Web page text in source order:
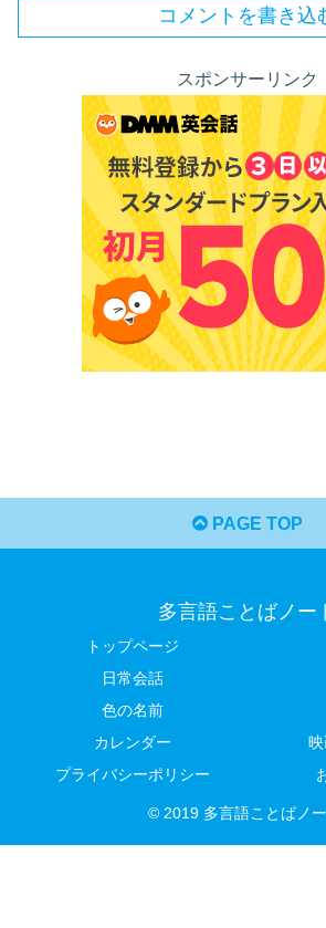
コメントを書き込
スポンサーリンク
PAGE TOP
多言語ことばノー
トップページ
日常会話
色の名前
カレンダー
プライバシーポリシー
© 2019 多言語ことばノー